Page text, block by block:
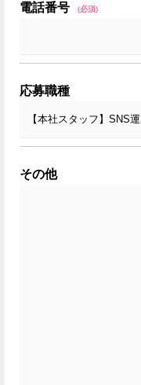
電話番号 (必須)
応募職種
その他